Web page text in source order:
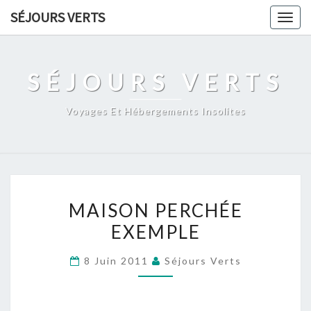
SÉJOURS VERTS
SÉJOURS VERTS
Voyages Et Hébergements Insolites
PERCHÉE
EXEMPLE
MAISON PERCHÉE
EXEMPLE
8 Juin 2011 Séjours Verts